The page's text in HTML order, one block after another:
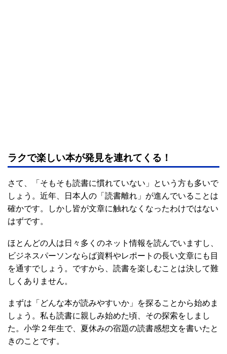
ラクで楽しい本が発見を連れてくる！
さて、「そもそも読書に慣れていない」という方も多いで
しょう。近年、日本人の「読書離れ」が進んでいることは
確かです。しかし皆が文章に触れなくなったわけではない
はずです。
ほとんどの人は日々多くのネット情報を読んでいますし、
ビジネスパーソンならば資料やレポートの長い文章にも目
を通すでしょう。ですから、読書を楽しむことは決して難
しくありません。
まずは「どんな本が読みやすいか」を探ることから始めま
しょう。私も読書に親しみ始めた頃、その探索をしまし
た。小学２年生で、夏休みの宿題の読書感想文を書いたと
きのことです。